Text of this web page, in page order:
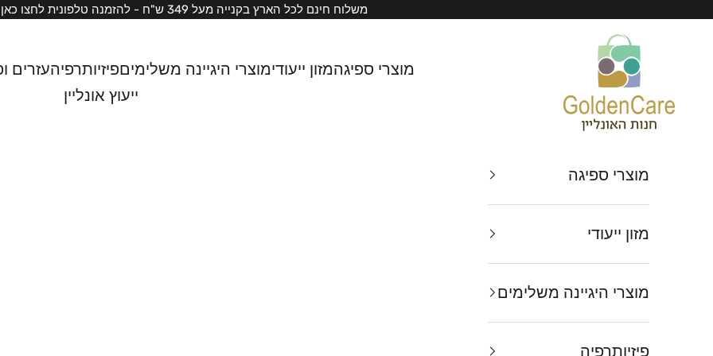
משלוח חינם לכל הארץ בקנייה מעל 349 ש"ח - להזמנה טלפונית לחצו
Golden Care
מוצרי ספיגהמזון ייעודימוצרי היגיינה משלימיםפיזיותרפיהעזרים
ייעוץ אונליין
מוצרי ספיגה
מזון ייעודי
מוצרי היגיינה משלימים
פיזיותרפיה